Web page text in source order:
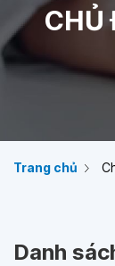
CHỦ
Trang chủ
Danh